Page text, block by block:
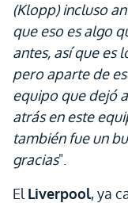
(Klopp) incluso
que eso es algo
antes, así que es
pero aparte de
equipo que dejó
atrás en este
también fue un
gracias".
El Liverpool, ya